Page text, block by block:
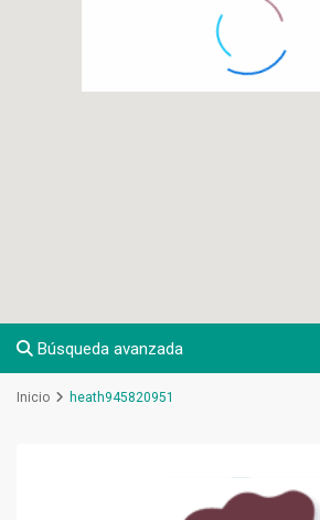
Búsqueda avanzada
Inicio heath945820951